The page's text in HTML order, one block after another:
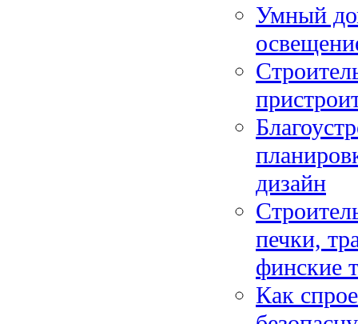
Умный
дизайн
печки,
финские
Как